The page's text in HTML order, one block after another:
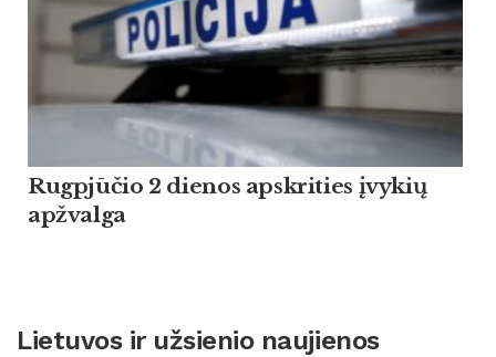
Rugpjūčio 2 dienos apskrities įvykių
apžvalga
Lietuvos ir užsienio naujienos